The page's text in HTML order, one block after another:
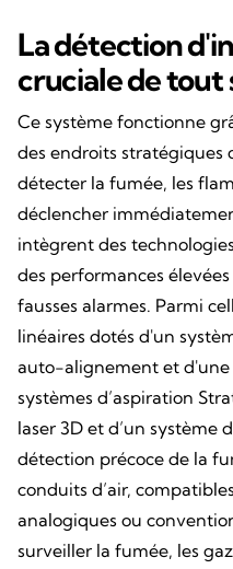
La détection
cruciale de tout
Ce système fonctionne
des endroits stratégiques
détecter la fumée, les
déclencher
intègrent des
des performances
fausses alarmes. Parmi
linéaires dotés d'un
auto-alignement et d'une
systèmes d’aspiration
laser 3D et d’un système
détection précoce de la
conduits d’air,
analogiques ou
surveiller la fumée, les